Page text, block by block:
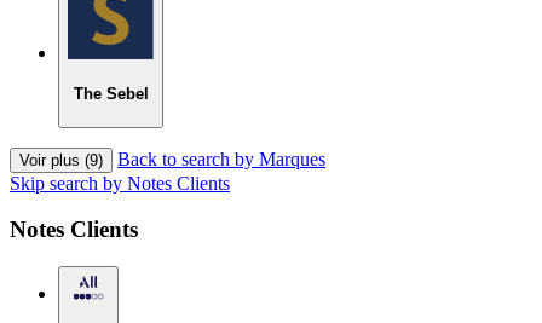
The Sebel
Voir plus (9)
Back to search by Marques
Skip search by Notes Clients
Notes Clients